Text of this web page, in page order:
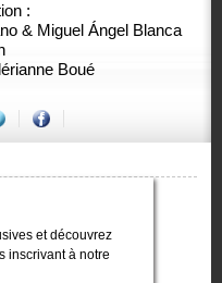
:
& Miguel Ángel Blanca
Boué
et découvrez
inscrivant à notre